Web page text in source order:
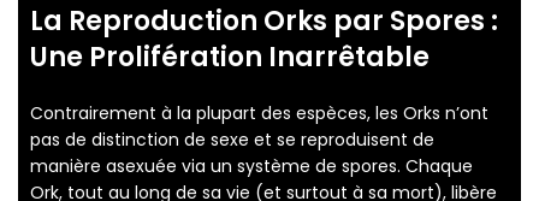
La Reproduction Orks par Spores :
Une Prolifération Inarrêtable
Contrairement à la plupart des espèces, les Orks n’ont
pas de distinction de sexe et se reproduisent de
manière asexuée via un système de spores. Chaque
Ork, tout au long de sa vie (et surtout à sa mort), libère